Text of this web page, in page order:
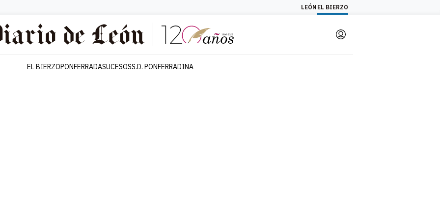
LEÓN EL BIERZO
Login
EL BIERZOPONFERRADASUCESOSS.D. PONFERRADINA